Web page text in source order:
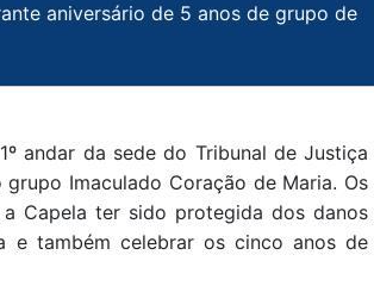
aniversário de 5 anos de grupo de
andar da sede do Tribunal de Justiça
Imaculado Coração de Maria. Os
Capela ter sido protegida dos danos
e também celebrar os cinco anos de